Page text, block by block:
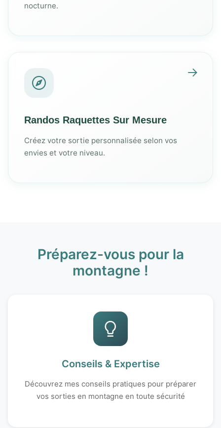
nocturne.
Randos Raquettes Sur Mesure
Créez votre sortie personnalisée selon vos
envies et votre niveau.
Préparez-vous pour la
montagne !
Conseils & Expertise
Découvrez mes conseils pratiques pour préparer
vos sorties en montagne en toute sécurité